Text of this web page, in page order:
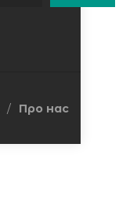
Про нас